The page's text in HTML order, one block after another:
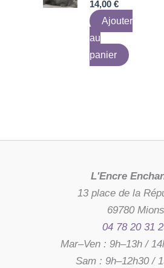
14,00€
Ajouter
au
panier
L'Encre
13 place de la
69780 Mions
04 78 20 31
Mar–Ven : 9h–13h /
Sam : 9h–12h30 /